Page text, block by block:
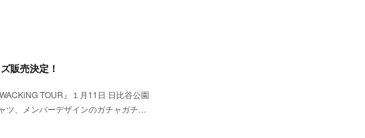
販売決定！
TOUR』１月11日 日比谷公園
ツ、メンバーデザインのガチャガチ…